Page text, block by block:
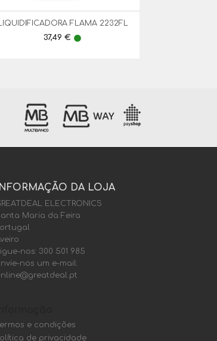
FLAMA 2232FL
Preço
37,49 € lens
Vista Rápida
DA LOJA
ELECTRONICS
Maria da Feira
nos: 300 501 985
nos um e-mail:
Termos e condições
de privacidade